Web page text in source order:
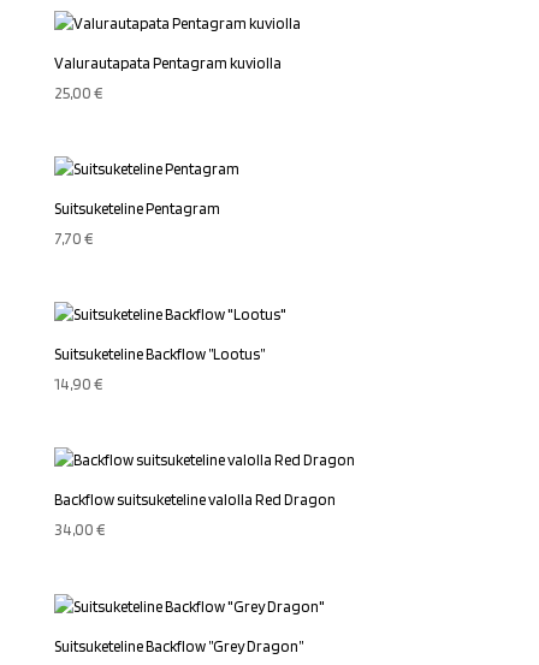
Valurautapata Pentagram kuviolla
25,00€
Suitsuketeline Pentagram
7,70€
Suitsuketeline Backflow ”Lootus”
14,90€
Backflow suitsuketeline valolla Red Dragon
34,00€
Suitsuketeline Backflow ”Grey Dragon”